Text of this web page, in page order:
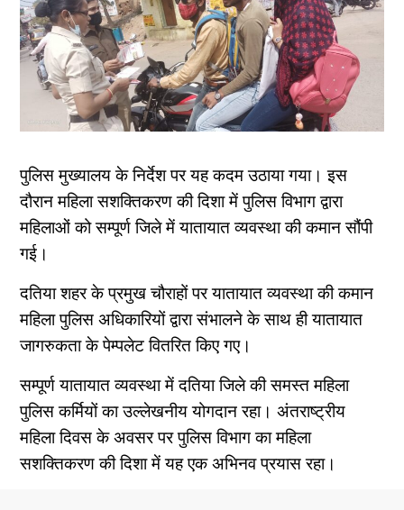
पुलिस मुख्यालय के निर्देश पर यह कदम उठाया गया। इस
दौरान महिला सशक्तिकरण की दिशा में पुलिस विभाग द्वारा
महिलाओं को सम्पूर्ण जिले में यातायात व्यवस्था की कमान सौंपी
गई।
दतिया शहर के प्रमुख चौराहों पर यातायात व्यवस्था की कमान
महिला पुलिस अधिकारियों द्वारा संभालने के साथ ही यातायात
जागरुकता के पेम्पलेट वितरित किए गए।
सम्पूर्ण यातायात व्यवस्था में दतिया जिले की समस्त महिला
पुलिस कर्मियों का उल्लेखनीय योगदान रहा।अंतराष्ट्रीय
महिला दिवस के अवसर पर पुलिस विभाग का महिला
सशक्तिकरण की दिशा में यह एक अभिनव प्रयास रहा।